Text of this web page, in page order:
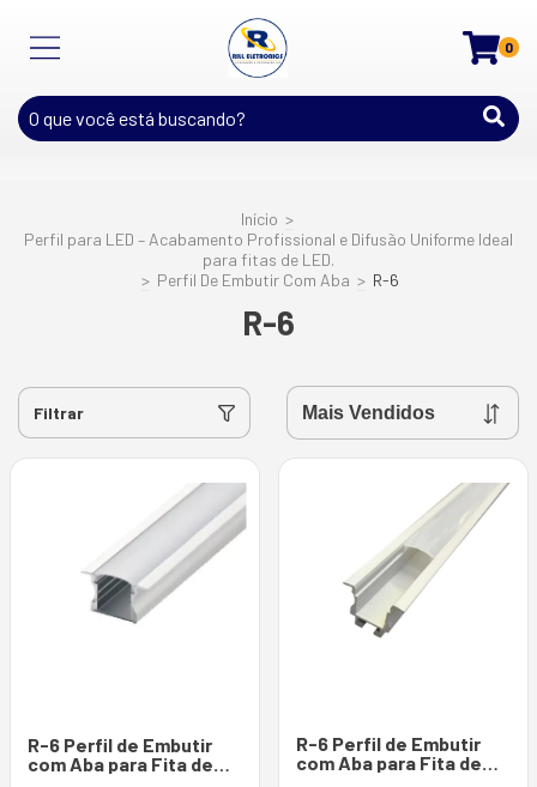
0
Início >
Perfil para LED – Acabamento Profissional e Difusão Uniforme Ideal
para fitas de LED.
> Perfil De Embutir Com Aba > R-6
R-6
Filtrar
R-6 Perfil de Embutir
com Aba para Fita de
R-6 Perfil de Embutir
com Aba para Fita de